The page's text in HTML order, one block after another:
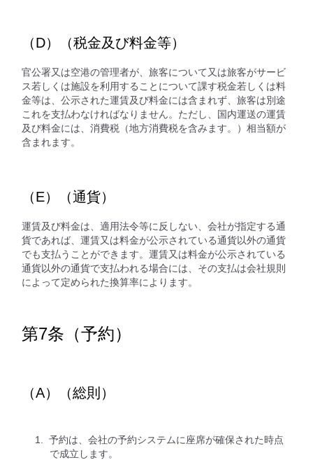
（D）（税金及び料金等）
官公署又は空港の管理者が、旅客について又は旅客がサービ
ス若しくは施設を利用することについて課す税金若しくは料
金等は、公示された運賃及び料金には含まれず、旅客は別途
これを支払わなければなりません。ただし、国内運送の運賃
及び料金には、消費税（地方消費税を含みます。）相当額が
含まれます。
（E）（通貨）
運賃及び料金は、適用法令等に反しない、会社が指定する通
貨であれば、運賃又は料金が公示されている通貨以外の通貨
でも支払うことができます。運賃又は料金が公示されている
通貨以外の通貨で支払われる場合には、その支払は会社規則
によって定められた換算率によります。
第7条（予約）
（A）（総則）
予約は、会社の予約システムに座席が確保された時点
で成立します。